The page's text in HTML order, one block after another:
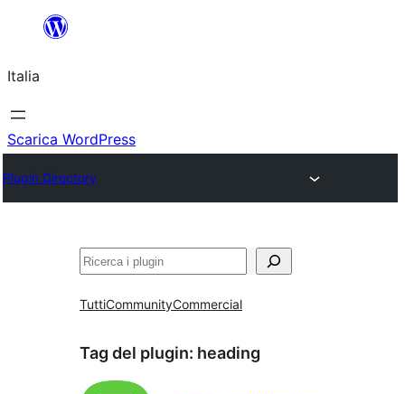
contenuto
Italia
Scarica WordPress
Plugin Directory
Cerca
TuttiCommunityCommercial
Tag del plugin: heading